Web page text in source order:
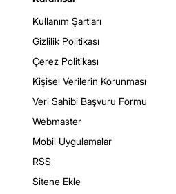
Kullanım Şartları
Gizlilik Politikası
Çerez Politikası
Kişisel Verilerin Korunması
Veri Sahibi Başvuru Formu
Webmaster
Mobil Uygulamalar
RSS
Sitene Ekle